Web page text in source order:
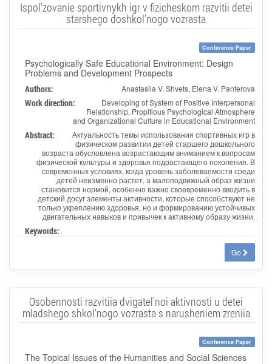
Ispol'zovanie sportivnykh igr v fizicheskom razvitii detei
starshego doshkol'nogo vozrasta
Conference Paper
Psychologically Safe Educational Environment: Design
Problems and Development Prospects
Authors: Anastasiia V. Shvets, Elena V. Panferova
Work direction:
Developing of System of Positive Interpersonal
Relationship, Propitious Psychological Atmosphere
and Organizational Culture in Educational Environment
Abstract:
Актуальность темы использования спортивных игр в
физическом развитии детей старшего дошкольного
возраста обусловлена возрастающим вниманием к вопросам
физической культуры и здоровья подрастающего поколения. В
современных условиях, когда уровень заболеваемости среди
детей неизменно растет, а малоподвижный образ жизни
становится нормой, особенно важно своевременно вводить в
детский досуг элементы активности, которые способствуют не
только укреплению здоровья, но и формированию устойчивых
двигательных навыков и привычек к активному образу жизни.
Keywords:
Go
Osobennosti razvitiia dvigatel'noi aktivnosti u detei
mladshego shkol'nogo vozrasta s narusheniem zreniia
Conference Paper
The Topical Issues of the Humanities and Social Sciences